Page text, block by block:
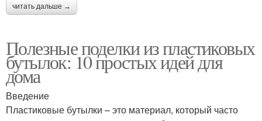
читать дальше →
Полезные поделки из пластиковых
бутылок: 10 простых идей для
дома
Введение
Пластиковые бутылки – это материал, который часто